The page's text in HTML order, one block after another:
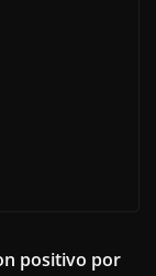
positivo por